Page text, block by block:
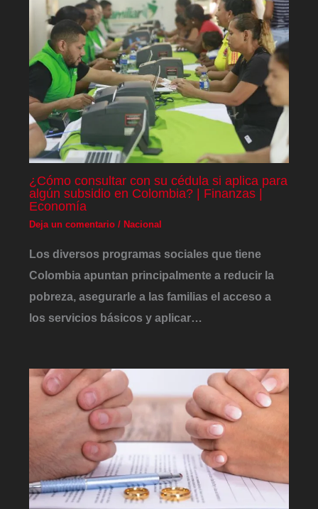
¿Cómo consultar con su cédula si aplica para
algún subsidio en Colombia? | Finanzas |
Economía
Deja un comentario /Nacional
Los diversos programas sociales que tiene
Colombia apuntan principalmente a reducir la
pobreza, asegurarle a las familias el acceso a
los servicios básicos y aplicar…